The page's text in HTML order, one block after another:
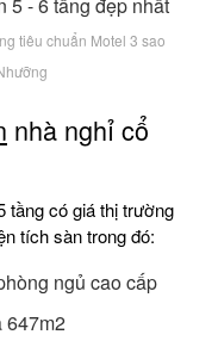
tiêu chuẩn Motel 3 sao
nhà nghỉ cổ
tầng có giá thị trường
tích sàn trong đó:
ngủ cao cấp
647m2